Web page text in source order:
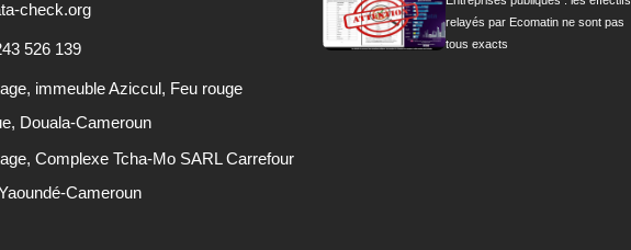
check.org
526 139
immeuble Aziccul, Feu rouge
Douala-Cameroun
Complexe Tcha-Mo SARL Carrefour
Cameroun
relayés par Ecomatin ne sont pas
tous exacts